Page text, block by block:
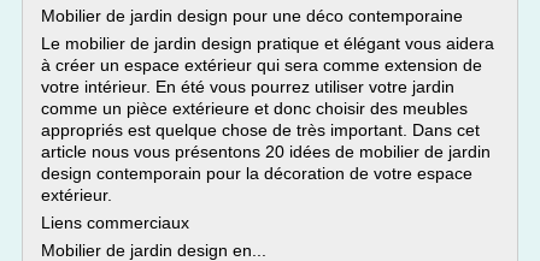
Mobilier de jardin design pour une déco contemporaine
Le mobilier de jardin design pratique et élégant vous aidera
à créer un espace extérieur qui sera comme extension de
votre intérieur. En été vous pourrez utiliser votre jardin
comme un pièce extérieure et donc choisir des meubles
appropriés est quelque chose de très important. Dans cet
article nous vous présentons 20 idées de mobilier de jardin
design contemporain pour la décoration de votre espace
extérieur.
Liens commerciaux
Mobilier de jardin design en...